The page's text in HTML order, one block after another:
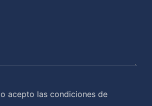
acepto las condiciones de